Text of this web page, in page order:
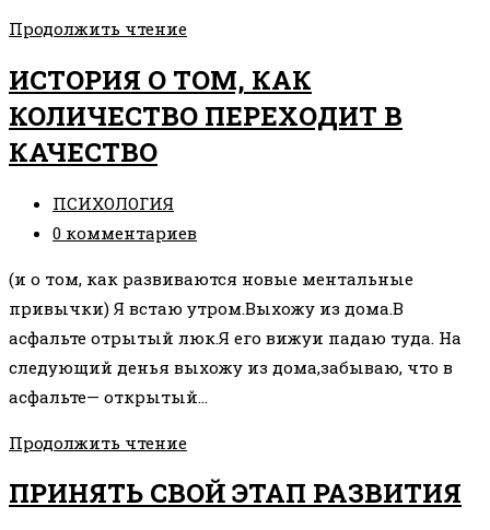
Продолжить чтениеКАК
ДВИГАТЬСЯ
К
ИСТОРИЯ О ТОМ, КАК
КОЛИЧЕСТВО ПЕРЕХОДИТ В
КАЧЕСТВО
Рубрика
записи:
ПСИХОЛОГИЯ
Комментарии
записи:
0 комментариев
(и о том, как развиваются новые ментальные
привычки) Я встаю утром.Выхожу из дома.В
асфальте отрытый люк.Я его вижуи падаю туда. На
следующий денья выхожу из дома,забываю, что в
асфальте— открытый…
Продолжить чтениеИСТОРИЯ
ТОМ,
ПРИНЯТЬ СВОЙ ЭТАП РАЗВИТИЯ